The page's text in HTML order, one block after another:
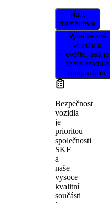
Najít
distributora
Vyberte své
vozidlo a
ověřte, zda je
tento produkt
kompatibilní.
Bezpečnost
vozidla
je
prioritou
společnosti
SKF
a
naše
vysoce
kvalitní
součásti